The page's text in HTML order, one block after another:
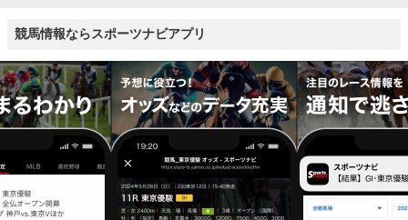
競馬情報ならスポーツナビアプリ